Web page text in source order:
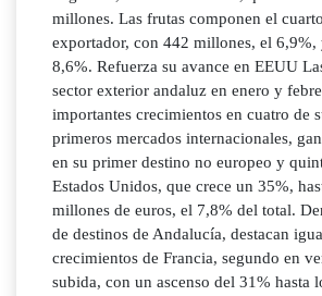
millones. Las frutas componen el
exportador, con 442 millones, el 6,9%,
8,6%. Refuerza su avance en EEUU
sector exterior andaluz en enero y
importantes crecimientos en cuatro de
primeros mercados internacionales,
en su primer destino no europeo y
Estados Unidos, que crece un 35%,
millones de euros, el 7,8% del total.
de destinos de Andalucía, destacan
crecimientos de Francia, segundo en
subida, con un ascenso del 31% hasta